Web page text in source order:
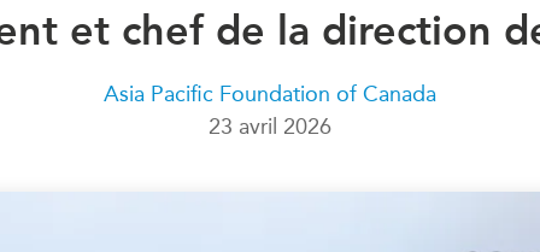
CanWIN
ABLAC
Dans
Podcast
et chef de la direction
Asia Pacific Foundation of Canada
23 avril 2026